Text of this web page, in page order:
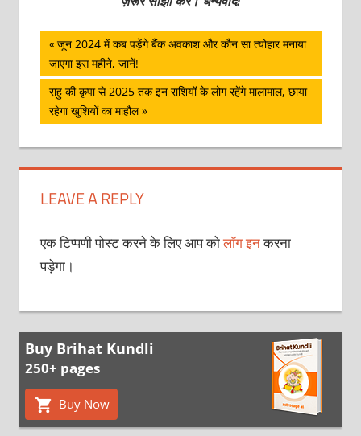
पोस्ट
नेविगेशन
Previous
Post:
जून 2024 में कब पड़ेंगे बैंक अवकाश और कौन सा त्योहार मनाया
जाएगा इस महीने, जानें!
Next
Post:
राहु की कृपा से 2025 तक इन राशियों के लोग रहेंगे मालामाल, छाया
रहेगा खुशियों का माहौल
LEAVE A REPLY
एक टिप्पणी पोस्ट करने के लिए आप कोलॉग इनकरना
पड़ेगा।
Buy Brihat Kundli
250+ pages
Buy Now